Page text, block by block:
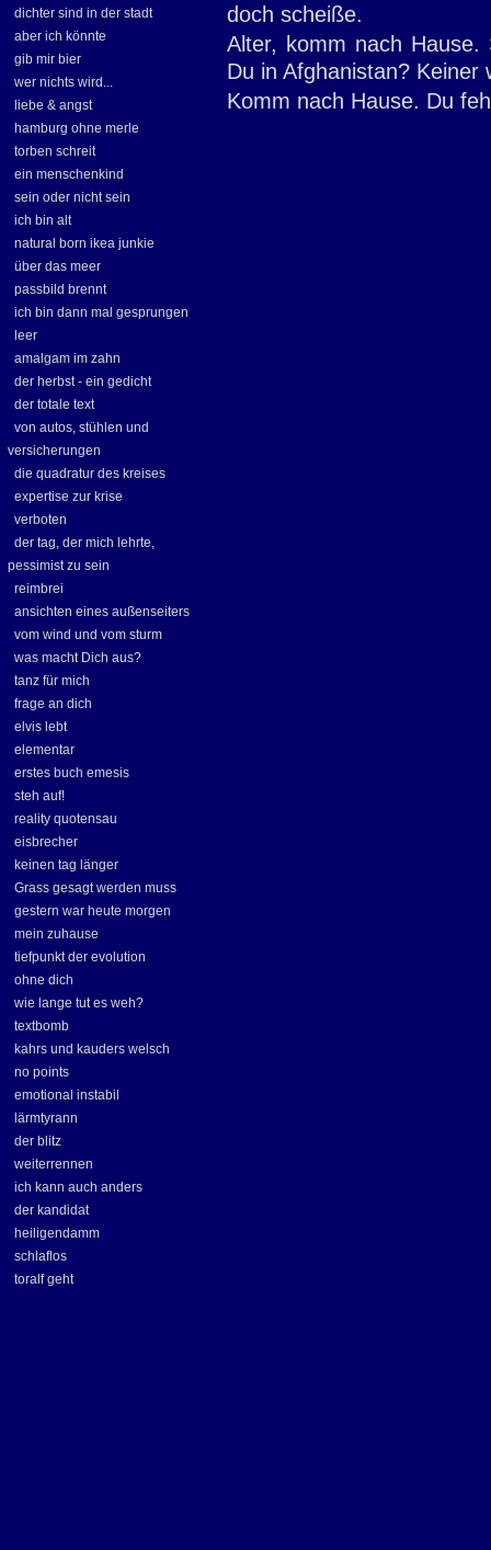
dichter sind in der stadt
aber ich könnte
gib mir bier
wer nichts wird...
liebe & angst
hamburg ohne merle
torben schreit
ein menschenkind
sein oder nicht sein
ich bin alt
natural born ikea junkie
über das meer
passbild brennt
ich bin dann mal gesprungen
leer
amalgam im zahn
der herbst - ein gedicht
der totale text
von autos, stühlen und
versicherungen
die quadratur des kreises
expertise zur krise
verboten
der tag, der mich lehrte,
pessimist zu sein
reimbrei
ansichten eines außenseiters
vom wind und vom sturm
was macht Dich aus?
tanz für mich
frage an dich
elvis lebt
elementar
erstes buch emesis
steh auf!
reality quotensau
eisbrecher
keinen tag länger
Grass gesagt werden muss
gestern war heute morgen
mein zuhause
tiefpunkt der evolution
ohne dich
wie lange tut es weh?
textbomb
kahrs und kauders welsch
no points
emotional instabil
lärmtyrann
der blitz
weiterrennen
ich kann auch anders
der kandidat
heiligendamm
schlaflos
toralf geht
doch scheiße.
Alter, komm nach Hause.
Du in Afghanistan? Keiner
Komm nach Hause. Du